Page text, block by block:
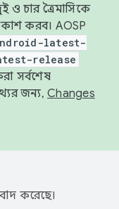
ও চার ত্রৈমাসিকে
করব। AOSP
latest-
release
সর্বশেষ
জন্য, Changes
করেছে।